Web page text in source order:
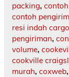
packing,
contoh
resi indah cargo
pengiriman,
volume,
cookville
murah, coxweb,